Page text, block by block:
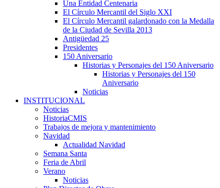
Una Entidad Centenaria
El Círculo Mercantil del Siglo XXI
El Círculo Mercantil galardonado con la Medalla
de la Ciudad de Sevilla 2013
Antigüedad 25
Presidentes
150 Aniversario
Historias y Personajes del 150 Aniversario
Historias y Personajes del 150
Aniversario
Noticias
INSTITUCIONAL
Noticias
HistoriaCMIS
Trabajos de mejora y mantenimiento
Navidad
Actualidad Navidad
Semana Santa
Feria de Abril
Verano
Noticias